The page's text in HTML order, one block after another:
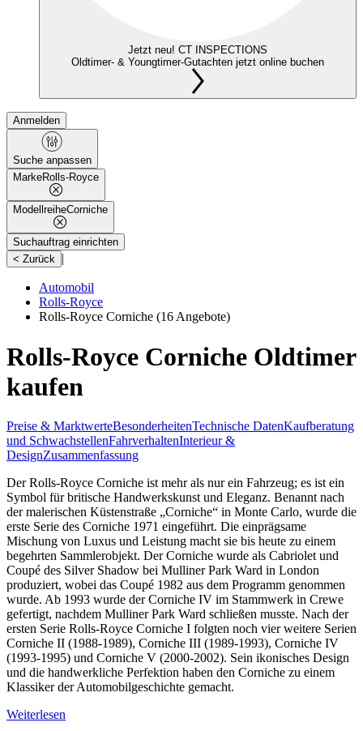
Jetzt neu! CT INSPECTIONS
Oldtimer- & Youngtimer-Gutachten jetzt online buchen
Anmelden
Suche anpassen
MarkeRolls-Royce
ModellreiheCorniche
Suchauftrag einrichten
< Zurück |
Automobil
Rolls-Royce
Rolls-Royce Corniche (16 Angebote)
Rolls-Royce Corniche Oldtimer
kaufen
Preise & MarktwerteBesonderheitenTechnische DatenKaufberatung
und SchwachstellenFahrverhaltenInterieur &
DesignZusammenfassung
Der Rolls-Royce Corniche ist mehr als nur ein Fahrzeug; es ist ein
Symbol für britische Handwerkskunst und Eleganz. Benannt nach
der malerischen Küstenstraße „Corniche“ in Monte Carlo, wurde die
erste Serie des Corniche 1971 eingeführt. Die einprägsame
Mischung von Luxus und Leistung macht sie bis heute zu einem
begehrten Sammlerobjekt. Der Corniche wurde als Cabriolet und
Coupé des Silver Shadow bei Mulliner Park Ward in London
produziert, wobei das Coupé 1982 aus dem Programm genommen
wurde. Ab 1993 wurde der Corniche IV im Stammwerk in Crewe
gefertigt, nachdem Mulliner Park Ward schließen musste. Nach der
ersten Serie Rolls-Royce Corniche I folgten noch vier weitere Serien
Corniche II (1988-1989), Corniche III (1989-1993), Corniche IV
(1993-1995) und Corniche V (2000-2002). Sein ikonisches Design
und die handwerkliche Perfektion haben den Corniche zu einem
Klassiker der Automobilgeschichte gemacht.
Weiterlesen